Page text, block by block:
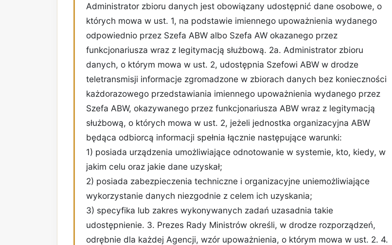
Administrator zbioru danych jest obowiązany udostępnić dane osobowe, o
których mowa w ust. 1, na podstawie imiennego upoważnienia wydanego
odpowiednio przez Szefa ABW albo Szefa AW okazanego przez
funkcjonariusza wraz z legitymacją służbową. 2a. Administrator zbioru
danych, o którym mowa w ust. 2, udostępnia Szefowi ABW w drodze
teletransmisji informacje zgromadzone w zbiorach danych bez konieczności
każdorazowego przedstawiania imiennego upoważnienia wydanego przez
Szefa ABW, okazywanego przez funkcjonariusza ABW wraz z legitymacją
służbową, o których mowa w ust. 2, jeżeli jednostka organizacyjna ABW
będąca odbiorcą informacji spełnia łącznie następujące warunki:
1) posiada urządzenia umożliwiające odnotowanie w systemie, kto, kiedy, w
jakim celu oraz jakie dane uzyskał;
2) posiada zabezpieczenia techniczne i organizacyjne uniemożliwiające
wykorzystanie danych niezgodnie z celem ich uzyskania;
3) specyfika lub zakres wykonywanych zadań uzasadnia takie
udostępnienie. 3. Prezes Rady Ministrów określi, w drodze rozporządzeń,
odrębnie dla każdej Agencji, wzór upoważnienia, o którym mowa w ust. 2. 4.